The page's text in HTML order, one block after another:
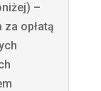
–
opłatą